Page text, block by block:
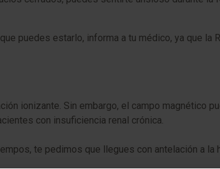
puedes estarlo, informa a tu médico, ya que la
ionizante. Sin embargo, el campo
con insuficiencia renal crónica.
te pedimos que llegues con antelación a